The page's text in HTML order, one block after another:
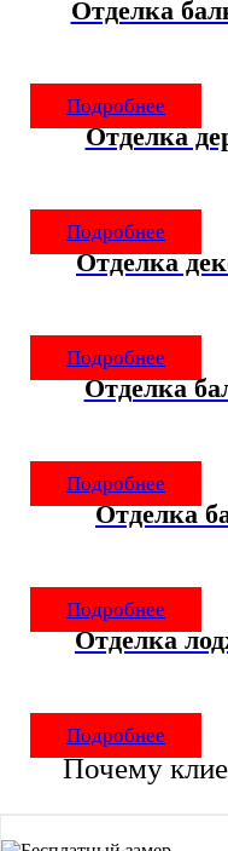
Отделка
Подробнее
Отделка
Подробнее
Отделка
Подробнее
Отделка
Подробнее
Отделка
Подробнее
Отделка
Подробнее
Почему